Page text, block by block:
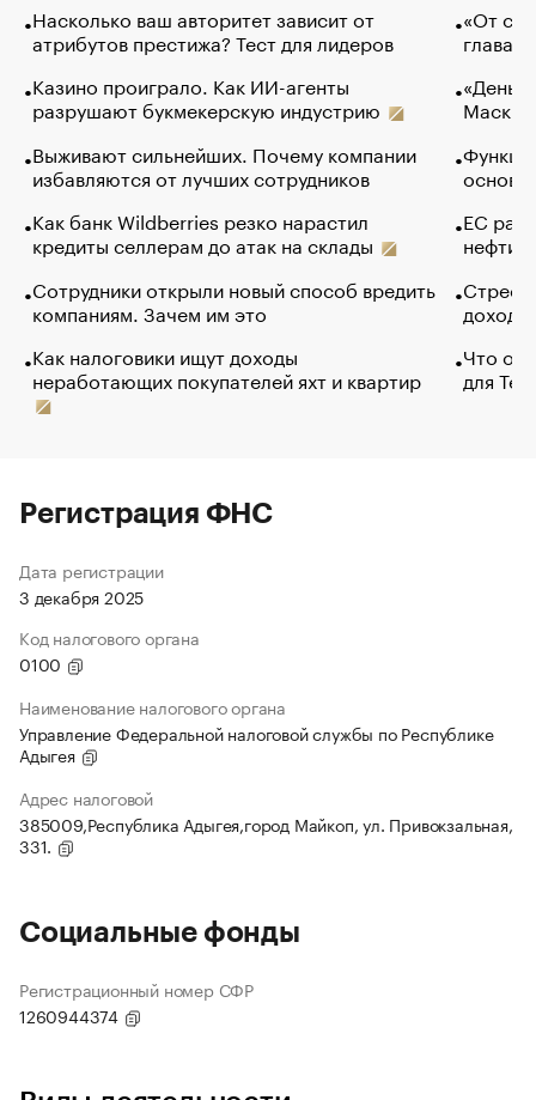
Насколько ваш авторитет зависит от
атрибутов престижа? Тест для лидеров
Казино проиграло. Как ИИ-агенты
разрушают букмекерскую индустрию
Выживают сильнейших. Почему компании
избавляются от лучших сотрудников
Как банк Wildberries резко нарастил
кредиты селлерам до атак на склады
Сотрудники открыли новый способ вредить
компаниям. Зачем им это
Как налоговики ищут доходы
неработающих покупателей яхт и квартир
«От
глава
Маск в
основ
ЕС
нефти
Что
для
Регистрация ФНС
Дата регистрации
3 декабря 2025
Код налогового органа
0100
Наименование налогового органа
Управление Федеральной налоговой службы по Республике
Адыгея
Адрес налоговой
385009,Республика Адыгея,город Майкоп, ул. Привокзальная,
331.
Социальные фонды
Регистрационный номер СФР
1260944374